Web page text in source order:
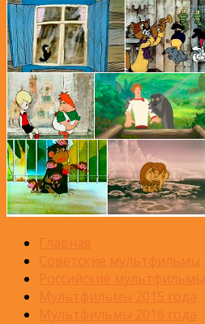
Главная
Советские мультфильмы
Российские мультфильмы
Мультфильмы 2015 года
Мультфильмы 2016 года